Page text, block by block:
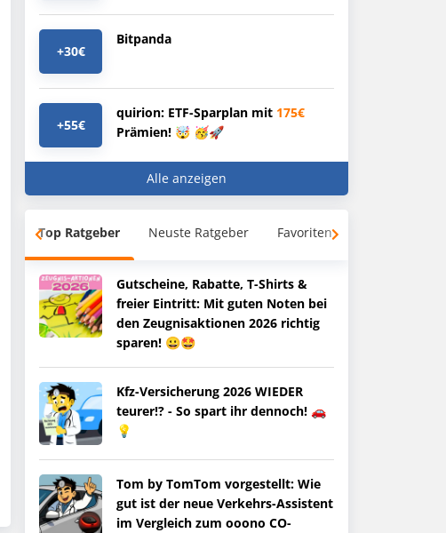
+30€
Bitpanda
+55€
quirion: ETF-Sparplan mit 175€
Prämien! 🤯 🥳🚀
Alle anzeigen
Top Ratgeber Neuste Ratgeber Favoriten
Gutscheine, Rabatte, T-Shirts &
freier Eintritt: Mit guten Noten bei
den Zeugnisaktionen 2026 richtig
sparen! 😀🤩
Kfz-Versicherung 2026 WIEDER
teurer!? - So spart ihr dennoch! 🚗
💡
Tom by TomTom vorgestellt: Wie
gut ist der neue Verkehrs-Assistent
im Vergleich zum ooono CO-